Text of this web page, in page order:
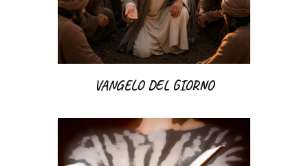
VANGELO DEL GIORNO